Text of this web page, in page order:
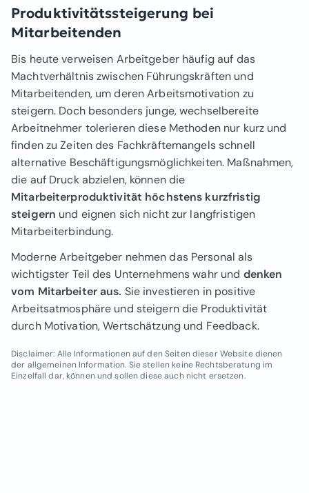
Produktivitätssteigerung bei
Mitarbeitenden
Bis heute verweisen Arbeitgeber häufig auf das
Machtverhältnis zwischen Führungskräften und
Mitarbeitenden, um deren Arbeitsmotivation zu
steigern. Doch besonders junge, wechselbereite
Arbeitnehmer tolerieren diese Methoden nur kurz und
finden zu Zeiten des Fachkräftemangels schnell
alternative Beschäftigungsmöglichkeiten. Maßnahmen,
die auf Druck abzielen, können die
Mitarbeiterproduktivität höchstens kurzfristig
steigern und eignen sich nicht zur langfristigen
Mitarbeiterbindung.
Moderne Arbeitgeber nehmen das Personal als
wichtigster Teil des Unternehmens wahr und denken
vom Mitarbeiter aus. Sie investieren in positive
Arbeitsatmosphäre und steigern die Produktivität
durch Motivation, Wertschätzung und Feedback.
Disclaimer: Alle Informationen auf den Seiten dieser Website dienen
der allgemeinen Information. Sie stellen keine Rechtsberatung im
Einzelfall dar, können und sollen diese auch nicht ersetzen.